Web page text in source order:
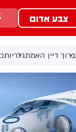
צבע אדום
ברוך דיין האמתגלריות